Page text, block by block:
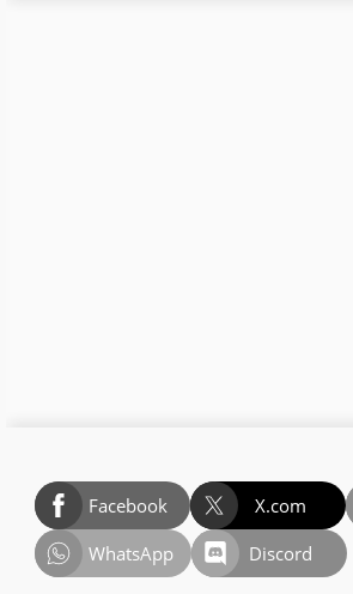
Facebook X.com
WhatsApp
Discord